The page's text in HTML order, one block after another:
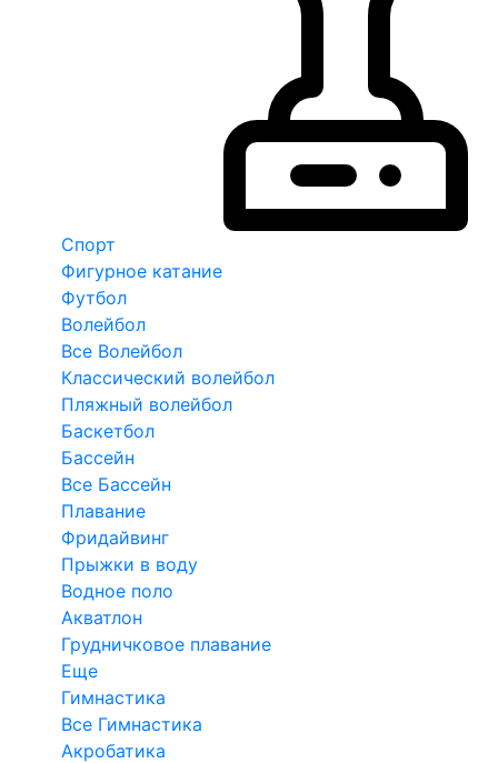
Спорт
Фигурное катание
Футбол
Волейбол
Все Волейбол
Классический волейбол
Пляжный волейбол
Баскетбол
Бассейн
Все Бассейн
Плавание
Фридайвинг
Прыжки в воду
Водное поло
Акватлон
Грудничковое плавание
Еще
Гимнастика
Все Гимнастика
Акробатика